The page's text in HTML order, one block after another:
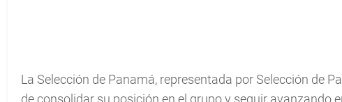
La Selección de Panamá, representada por Selección de
de consolidar su posición en el grupo y seguir avanzando